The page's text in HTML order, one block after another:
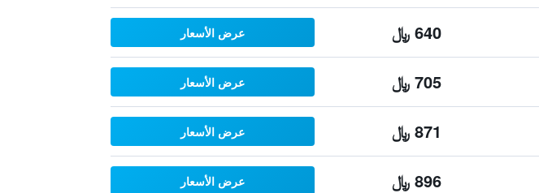
640 ﷼ عرض الأسعار
705 ﷼ عرض الأسعار
871 ﷼ عرض الأسعار
896 ﷼ عرض الأسعار